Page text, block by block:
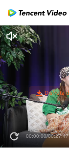
00:00:00/00:27:47